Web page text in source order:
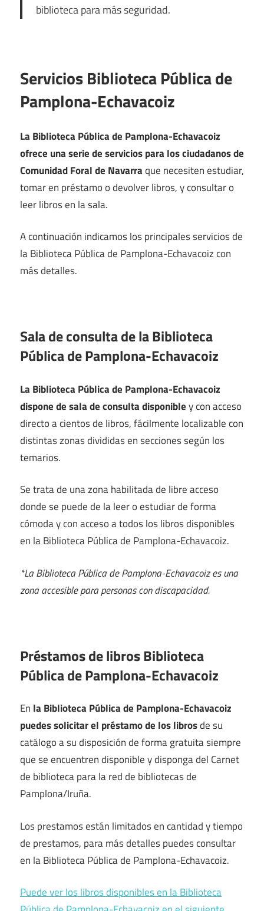
biblioteca para más seguridad.
Servicios Biblioteca Pública de
Pamplona-Echavacoiz
La Biblioteca Pública de Pamplona-Echavacoiz
ofrece una serie de servicios para los ciudadanos de
Comunidad Foral de Navarraque necesiten estudiar,
tomar en préstamo o devolver libros, y consultar o
leer libros en la sala.
A continuación indicamos los principales servicios de
la Biblioteca Pública de Pamplona-Echavacoiz con
más detalles.
Sala de consulta de la Biblioteca
Pública de Pamplona-Echavacoiz
La Biblioteca Pública de Pamplona-Echavacoiz
dispone de sala de consulta disponibley con acceso
directo a cientos de libros, fácilmente localizable con
distintas zonas divididas en secciones según los
temarios.
Se trata de una zona habilitada de libre acceso
donde se puede de la leer o estudiar de forma
cómoda y con acceso a todos los libros disponibles
en la Biblioteca Pública de Pamplona-Echavacoiz.
*La Biblioteca Pública de Pamplona-Echavacoiz es una
zona accesible para personas con discapacidad.
Préstamos de libros Biblioteca
Pública de Pamplona-Echavacoiz
En la Biblioteca Pública de Pamplona-Echavacoiz
puedes solicitar el préstamo de los librosde su
catálogo a su disposición de forma gratuita siempre
que se encuentren disponible y disponga del Carnet
de biblioteca para la red de bibliotecas de
Pamplona/Iruña.
Los prestamos están limitados en cantidad y tiempo
de prestamos, para más detalles puedes consultar
en la Biblioteca Pública de Pamplona-Echavacoiz.
Puede ver los libros disponibles en la Biblioteca